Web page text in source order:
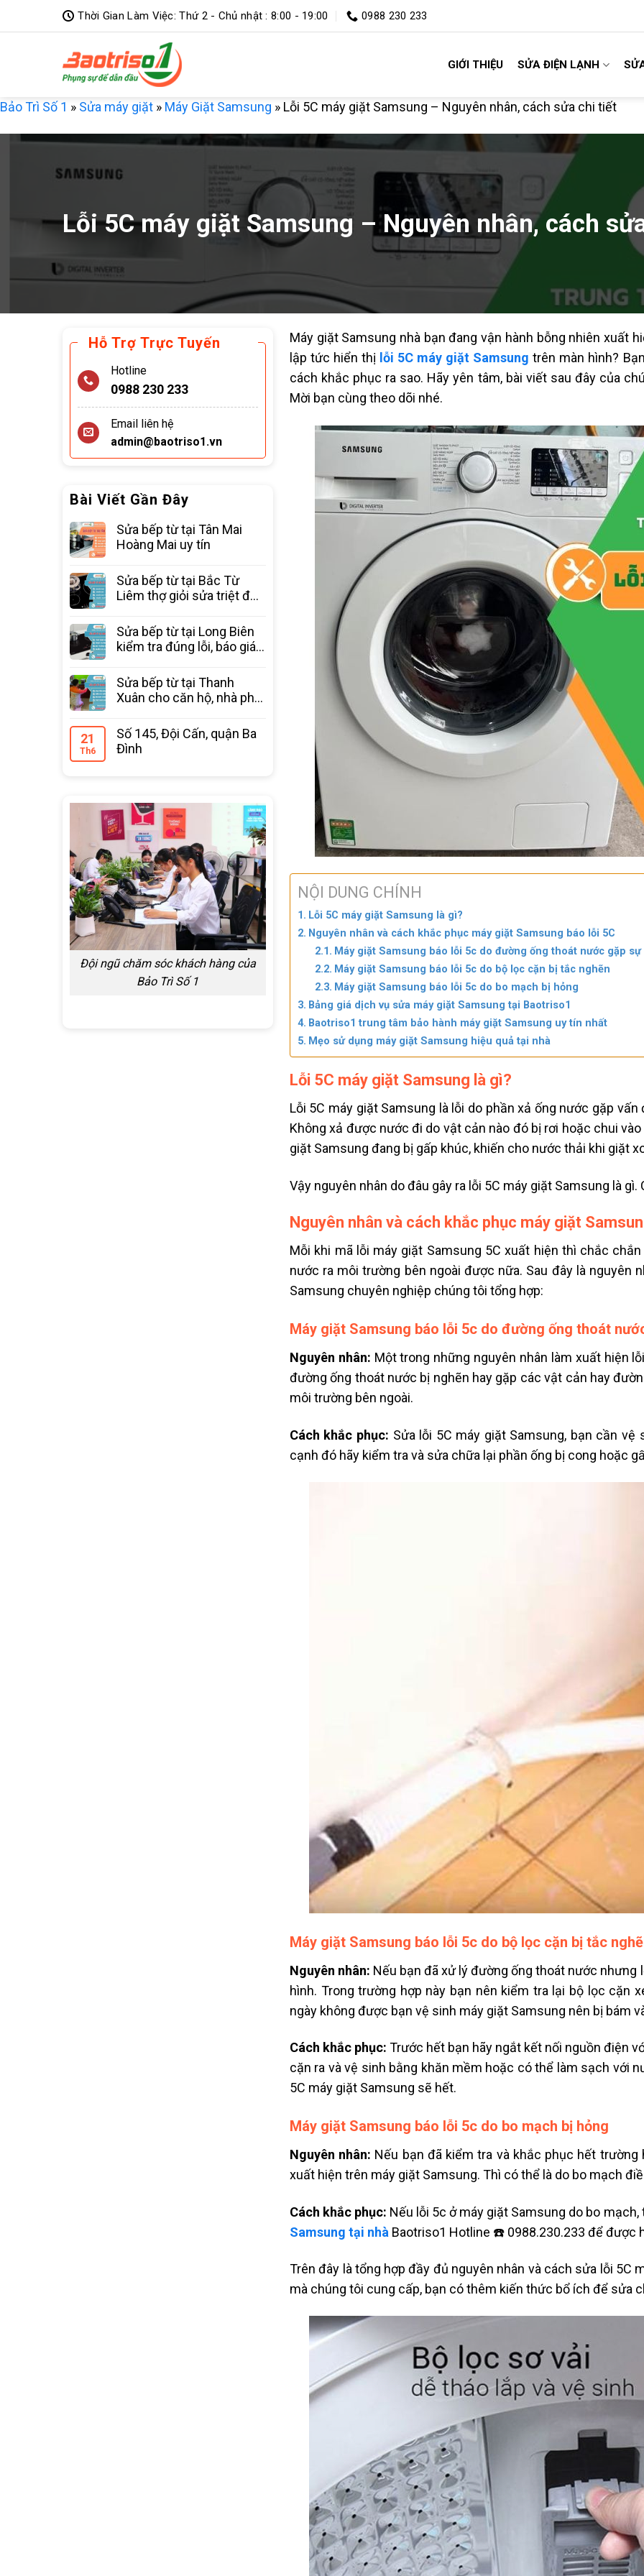
qua
Thời Gian Làm Việc: Thứ 2 - Chủ nhật : 8:00 - 19:00 0988 230 233
GIỚI THIỆU SỬA ĐIỆN LẠNH
Bảo Trì Số 1 » Sửa máy giặt » Máy Giặt Samsung » Lỗi 5C máy giặt Samsung – Nguyên nhân, cách sửa chi tiết
Lỗi 5C máy giặt Samsung – Nguyên nhân, cách
Hỗ Trợ Trực Tuyến
Hotline
0988 230 233
Email liên hệ
admin@baotriso1.vn
Bài Viết Gần Đây
Sửa bếp từ tại Tân Mai
Hoàng Mai uy tín
Sửa bếp từ tại Bắc Từ
Liêm thợ giỏi sửa triệt để
Sửa bếp từ tại Long Biên
kiểm tra đúng lỗi, báo giá
Sửa bếp từ tại Thanh
Xuân cho căn hộ, nhà phố
21
Th6
Số 145, Đội Cấn, quận Ba
Đình
Đội ngũ chăm sóc khách hàng của
Bảo Trì Số 1
Máy giặt Samsung nhà bạn đang vận hành bỗng nhiên xuất
lập tức hiển thị lỗi 5C máy giặt Samsungtrên màn hình?
cách khắc phục ra sao. Hãy yên tâm, bài viết sau đây của
Mời bạn cùng theo dõi nhé.
NỘI DUNG CHÍNH
Lỗi 5C máy giặt Samsung là gì?
Nguyên nhân và cách khắc phục máy giặt Samsung báo lỗi 5C
Máy giặt Samsung báo lỗi 5c do đường ống thoát nước gặp sự
Máy giặt Samsung báo lỗi 5c do bộ lọc cặn bị tắc nghẽn
Máy giặt Samsung báo lỗi 5c do bo mạch bị hỏng
Bảng giá dịch vụ sửa máy giặt Samsung tại Baotriso1
Baotriso1 trung tâm bảo hành máy giặt Samsung uy tín nhất
Mẹo sử dụng máy giặt Samsung hiệu quả tại nhà
Lỗi 5C máy giặt Samsung là gì?
Lỗi 5C máy giặt Samsung là lỗi do phần xả ống nước gặp vấn
Không xả được nước đi do vật cản nào đó bị rơi hoặc chui
giặt Samsung đang bị gấp khúc, khiến cho nước thải khi giặt
Vậy nguyên nhân do đâu gây ra lỗi 5C máy giặt Samsung là
Nguyên nhân và cách khắc phục máy giặt
Mỗi khi mã lỗi máy giặt Samsung 5C xuất hiện thì chắc
nước ra môi trường bên ngoài được nữa. Sau đây là nguyên
Samsung chuyên nghiệp chúng tôi tổng hợp:
Máy giặt Samsung báo lỗi 5c do đường ống thoát
Nguyên nhân: Một trong những nguyên nhân làm xuất hiện
đường ống thoát nước bị nghẽn hay gặp các vật cản hay
môi trường bên ngoài.
Cách khắc phục: Sửa lỗi 5C máy giặt Samsung, bạn cần
cạnh đó hãy kiểm tra và sửa chữa lại phần ống bị cong hoặc
Máy giặt Samsung báo lỗi 5c do bộ lọc cặn bị tắc
Nguyên nhân: Nếu bạn đã xử lý đường ống thoát nước
hình. Trong trường hợp này bạn nên kiểm tra lại bộ lọc cặn
ngày không được bạn vệ sinh máy giặt Samsung nên bị bám
Cách khắc phục: Trước hết bạn hãy ngắt kết nối nguồn điện
cặn ra và vệ sinh bằng khăn mềm hoặc có thể làm sạch với
5C máy giặt Samsung sẽ hết.
Máy giặt Samsung báo lỗi 5c do bo mạch bị hỏng
Nguyên nhân: Nếu bạn đã kiểm tra và khắc phục hết
xuất hiện trên máy giặt Samsung. Thì có thể là do bo mạch
Cách khắc phục: Nếu lỗi 5c ở máy giặt Samsung do bo mạch,
Samsung tại nhà Baotriso1 Hotline ☎️ 0988.230.233 để được
Trên đây là tổng hợp đầy đủ nguyên nhân và cách sửa lỗi 5C
mà chúng tôi cung cấp, bạn có thêm kiến thức bổ ích để sửa